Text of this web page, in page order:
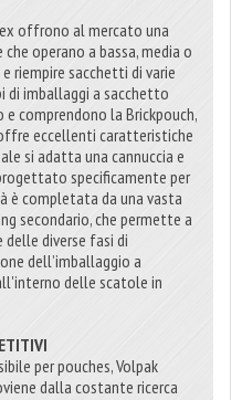
offrono al mercato una
operano a bassa, media o
riempire sacchetti di varie
di imballaggi a sacchetto
comprendono la Brickpouch,
eccellenti caratteristiche
si adatta una cannuccia e
specificamente per
è completata da una vasta
secondario, che permette a
delle diverse fasi di
dell’imballaggio a
delle scatole in
per pouches, Volpak
dalla costante ricerca